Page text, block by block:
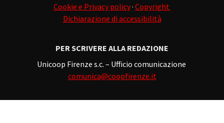
Cookie e Privacy policy· Copyright
Dichiarazione di accessibilità
PER SCRIVERE ALLA REDAZIONE
Unicoop Firenze s.c. – Ufficio comunicazione
comunica@coopfirenze.it